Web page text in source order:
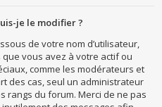
je le modifier ?
de votre nom d’utilisateur,
vous avez à votre actif ou
comme les modérateurs et
des cas, seul un administrateur
rangs du forum. Merci de ne pas